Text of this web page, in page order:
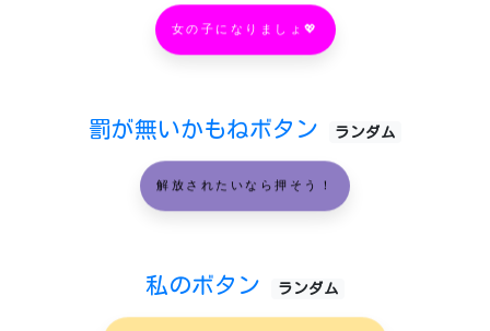
女の子になりましょ💖
罰が無いかもねボタン ランダム
解放されたいなら押そう！
私のボタン ランダム